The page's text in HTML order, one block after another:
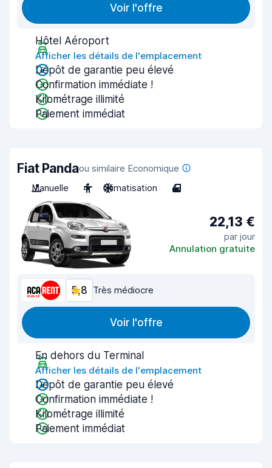
Voir l'offre
Hôtel Aéroport
Afficher les détails de l'emplacement
Dépôt de garantie peu élevé
Confirmation immédiate !
Kilométrage illimité
Paiement immédiat
Fiat Pandaou similaire Economique
Manuelle
4 Climatisation 4
22,13 €
par jour
Annulation gratuite
5,8 Très médiocre
Voir l'offre
En dehors du Terminal
Afficher les détails de l'emplacement
Dépôt de garantie peu élevé
Confirmation immédiate !
Kilométrage illimité
Paiement immédiat